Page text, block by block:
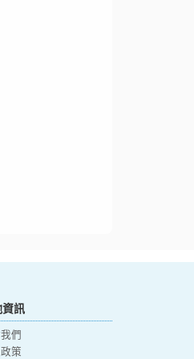
訊
們
策